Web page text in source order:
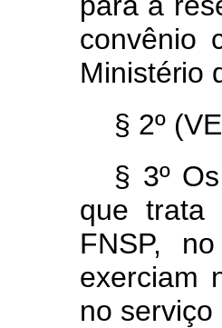
convênio
Ministério
§ 2º
§ 3º Os
quetrata
FNSP, no
exerciam
no serviço